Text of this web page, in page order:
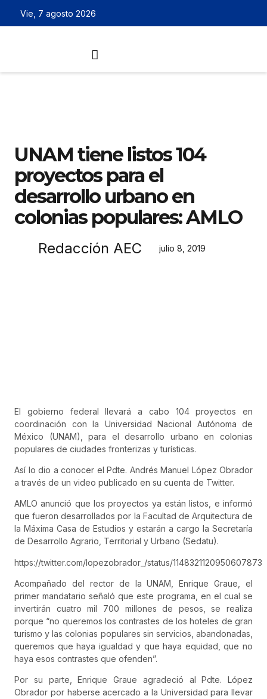
Vie, 7 agosto 2026
UNAM tiene listos 104
proyectos para el
desarrollo urbano en
colonias populares: AMLO
Redacción AEC julio 8, 2019
El gobierno federal llevará a cabo 104 proyectos en
coordinación con la Universidad Nacional Autónoma de
México (UNAM), para el desarrollo urbano en colonias
populares de ciudades fronterizas y turísticas.
Así lo dio a conocer el Pdte. Andrés Manuel López Obrador
a través de un video publicado en su cuenta de Twitter.
AMLO anunció que los proyectos ya están listos, e informó
que fueron desarrollados por la Facultad de Arquitectura de
la Máxima Casa de Estudios y estarán a cargo la Secretaría
de Desarrollo Agrario, Territorial y Urbano (Sedatu).
https://twitter.com/lopezobrador_/status/1148321120950607873
Acompañado del rector de la UNAM, Enrique Graue, el
primer mandatario señaló que este programa, en el cual se
invertirán cuatro mil 700 millones de pesos, se realiza
porque “no queremos los contrastes de los hoteles de gran
turismo y las colonias populares sin servicios, abandonadas,
queremos que haya igualdad y que haya equidad, que no
haya esos contrastes que ofenden”.
Por su parte, Enrique Graue agradeció al Pdte. López
Obrador por haberse acercado a la Universidad para llevar